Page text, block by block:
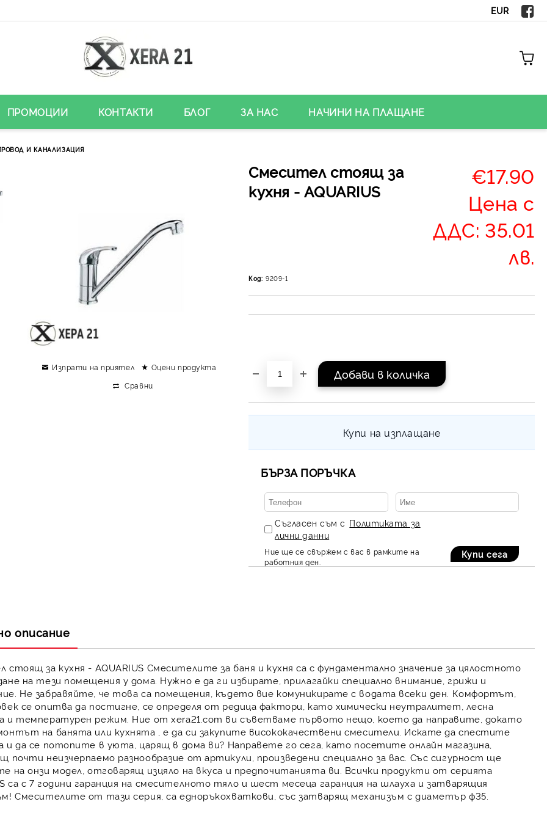
EUR
ПРОМОЦИИ КОНТАКТИ БЛОГ ЗА НАС НАЧИНИ НА ПЛАЩАНЕ
И КАНАЛИЗАЦИЯ
Смесител стоящ за
кухня - AQUARIUS
€17.90
Цена с
ДДС: 35.01
лв.
Код: 9209-1
Купи на изплащане
БЪРЗА ПОРЪЧКА
Съгласен съм с Политиката за
лични данни
Ние ще се свържем с вас в рамките на
работния ден.
Изпрати на приятел
Оцени продукта
Сравни
описание
стоящ за кухня - AQUARIUS Смесителите за баня и кухня са с фундаментално значение за цялостното
на тези помещения у дома. Нужно е да ги избирате, прилагайки специално внимание, грижи и
Не забравяйте, че това са помещения, където вие комуникирате с водата всеки ден. Комфортът,
се опитва да постигне, се определя от редица фактори, като химически неутралитет, лесна
и температурен режим. Ние отxera21.com ви съветваме първото нещо, което да направите, докато
на банята или кухнята , е да си закупите висококачествени смесители . Искате да спестите
и да се потопите в уюта, царящ в дома ви? Направете го сега, като посетите онлайн магазина,
почти неизчерпаемо разнообразие от артикули, произведени специално за вас. Със сигурност ще
на онзи модел, отговарящ изцяло на вкуса и предпочитанията ви. Всички продукти от серията
са с 7 години гаранция на смесителното тяло и шест месеца гаранция на шлауха и затварящия
Смесителите от тази серия, са едноръкохваткови, със затварящ механизъм с диаметър ф35.